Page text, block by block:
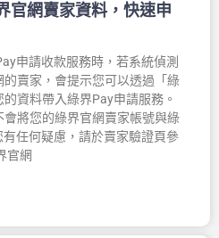
官網賣家資料，快速申
申請收款服務時，若系統偵測
賣家，會提示您可以透過「綠
資料帶入綠界Pay申請服務。
將您的綠界官網賣家帳號與綠
任何疑慮，請於賣家驗證頁參
官網